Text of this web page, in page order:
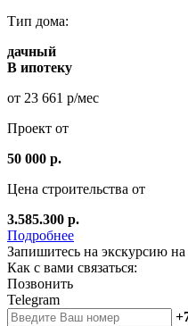
Тип дома:
дачный
В ипотеку
от 23 661 р/мес
Проект от
50 000 р.
Цена строительства от
3.585.300 р.
Подробнее
Запишитесь на экскурсию
Как с вами связаться:
Позвонить
Telegram